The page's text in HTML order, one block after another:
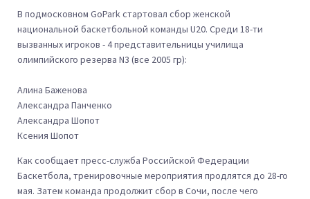
В подмосковном GoPark стартовал сбор женской
национальной баскетбольной команды U20. Среди 18-ти
вызванных игроков - 4 представительницы училища
олимпийского резерва N3 (все 2005 гр):
Алина Баженова
Александра Панченко
Александра Шопот
Ксения Шопот
Как сообщает пресс-служба Российской Федерации
Баскетбола, тренировочные мероприятия продлятся до 28-го
мая. Затем команда продолжит сбор в Сочи, после чего